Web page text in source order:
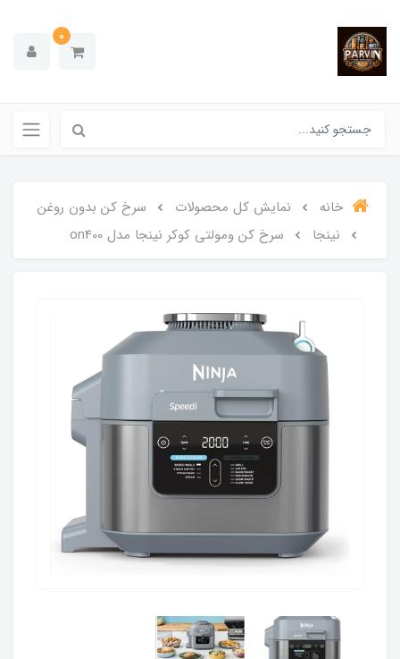
0
خانه نمایش کل محصولات
سرخ کن بدون روغن
نینجا
سرخ کن ومولتی کوکر نینجا مدل on400